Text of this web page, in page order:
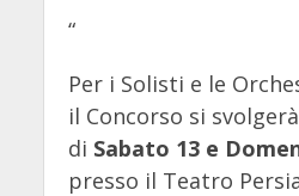
“
Per i Solisti e le
il Concorso si
di Sabato 13 e
presso il Teatro